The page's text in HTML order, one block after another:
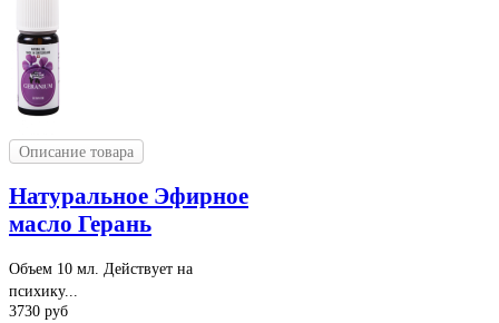
Описание товара
Натуральное Эфирное
масло Герань
Объем 10 мл. Действует на
психику...
3730 руб